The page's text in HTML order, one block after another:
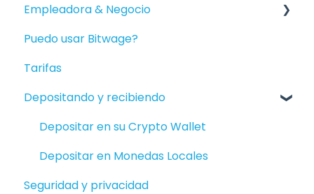
Empezando
Ser pagado
Mantenimiento de la cuenta
Informes
Productos disponibles
Facturas/Clientes
Bank Accounts and Crypto Wallets
Empleadora & Negocio
Empezando
Nóminas de Financiamiento
Bitwage Business Trabajadores
Cobrar a Empresas
Puedo usar Bitwage?
Tarifas
Depositando y recibiendo
Depositar en su Crypto Wallet
Depositar en Monedas Locales
Seguridad y privacidad